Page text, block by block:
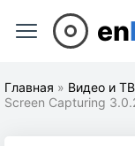
en
Главная » Видео и ТВ
Screen Capturing